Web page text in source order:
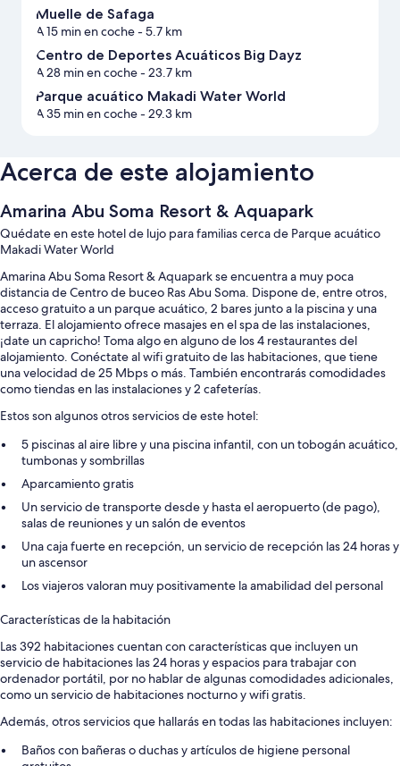
Muelle de Safaga
A 15 min en coche- 5.7 km
Centro de Deportes Acuáticos Big Dayz
A 28 min en coche- 23.7 km
Parque acuático Makadi Water World
A 35 min en coche- 29.3 km
Acerca de este alojamiento
Amarina Abu Soma Resort & Aquapark
Quédate en este hotel de lujo para familias cerca de Parque acuático
Makadi Water World
Amarina Abu Soma Resort & Aquapark se encuentra a muy poca
distancia de Centro de buceo Ras Abu Soma. Dispone de, entre otros,
acceso gratuito a un parque acuático, 2 bares junto a la piscina y una
terraza. El alojamiento ofrece masajes en el spa de las instalaciones,
¡date un capricho! Toma algo en alguno de los 4 restaurantes del
alojamiento. Conéctate al wifi gratuito de las habitaciones, que tiene
una velocidad de 25 Mbps o más. También encontrarás comodidades
como tiendas en las instalaciones y 2 cafeterías.
Estos son algunos otros servicios de este hotel:
5 piscinas al aire libre y una piscina infantil, con un tobogán acuático,
tumbonas y sombrillas
Aparcamiento gratis
Un servicio de transporte desde y hasta el aeropuerto (de pago),
salas de reuniones y un salón de eventos
Una caja fuerte en recepción, un servicio de recepción las 24 horas y
un ascensor
Los viajeros valoran muy positivamente la amabilidad del personal
Características de la habitación
Las 392 habitaciones cuentan con características que incluyen un
servicio de habitaciones las 24 horas y espacios para trabajar con
ordenador portátil, por no hablar de algunas comodidades adicionales,
como un servicio de habitaciones nocturno y wifi gratis.
Además, otros servicios que hallarás en todas las habitaciones incluyen:
Baños con bañeras o duchas y artículos de higiene personal